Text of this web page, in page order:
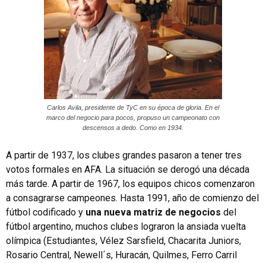
Carlos Avila, presidente de TyC en su época de gloria. En el
marco del negocio para pocos, propuso un campeonato con
descensos a dedo. Como en 1934.
A partir de 1937, los clubes grandes pasaron a tener tres
votos formales en AFA. La situación se derogó una década
más tarde. A partir de 1967, los equipos chicos comenzaron
a consagrarse campeones. Hasta 1991, año de comienzo del
fútbol codificado y una nueva matriz de negocios del
fútbol argentino, muchos clubes lograron la ansiada vuelta
olímpica (Estudiantes, Vélez Sarsfield, Chacarita Juniors,
Rosario Central, Newell´s, Huracán, Quilmes, Ferro Carril